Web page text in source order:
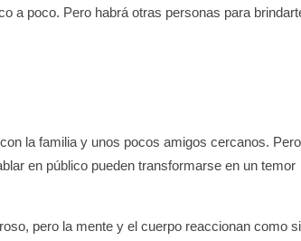
a poco. Pero habrá otras personas para
la familia y unos pocos amigos cercanos. Pero
en público pueden transformarse en un temor
pero la mente y el cuerpo reaccionan como